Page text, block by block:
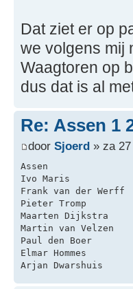
Dat ziet er op
we volgens mij
Waagtoren op
dus dat is al
Re: Assen 1
door Sjoerd » za
Assen
Ivo Maris
Frank van der
Pieter Tromp
Maarten Dijkstra
Martin van Velzen
Paul den Boer
Elmar Hommes
Arjan Dwarshuis